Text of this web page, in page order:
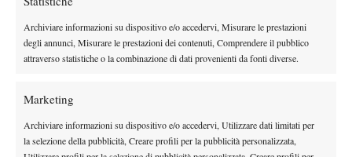
Archiviare informazioni su dispositivo e/o accedervi, Misurare le prestazioni
degli annunci, Misurare le prestazioni dei contenuti, Comprendere il pubblico
attraverso statistiche o la combinazione di dati provenienti da fonti diverse.
Marketing
Archiviare informazioni su dispositivo e/o accedervi, Utilizzare dati limitati per
la selezione della pubblicità, Creare profili per la pubblicità personalizzata,
italiani e indiani
(9 in totale)
Il campione in caricaJiri Vesely, che figura in main draw
matchpoint a Ivashka ai quarti di finale e ben 4 complessivi in
semifinale a Berankis prima di superare all’atto conclusivo Egor
Gerasimov in tre set.